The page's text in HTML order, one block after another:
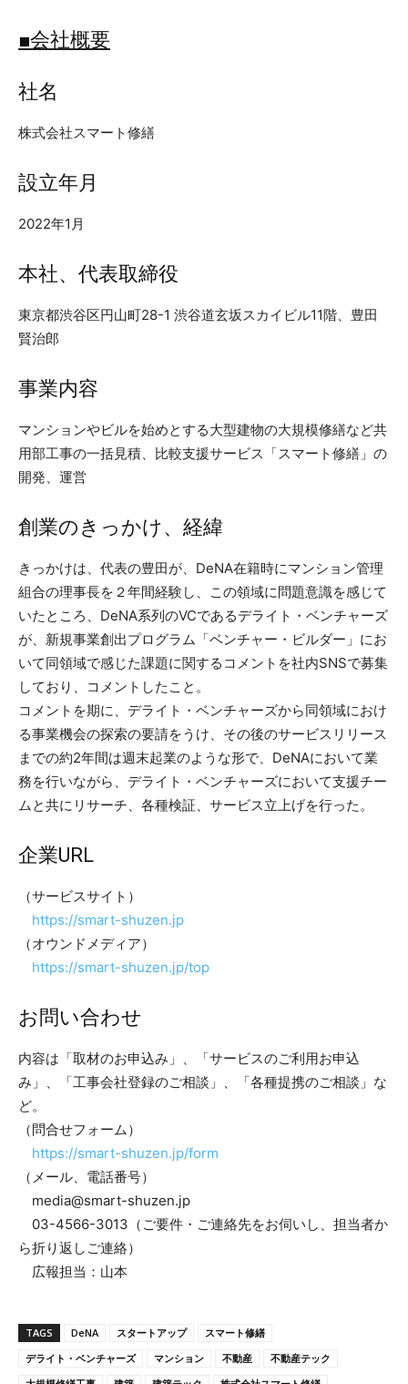
■会社概要
社名
株式会社スマート修繕
設立年月
2022年1月
本社、代表取締役
東京都渋谷区円山町28-1 渋谷道玄坂スカイビル11階、豊田
賢治郎
事業内容
マンションやビルを始めとする大型建物の大規模修繕など共
用部工事の一括見積、比較支援サービス「スマート修繕」の
開発、運営
創業のきっかけ、経緯
きっかけは、代表の豊田が、DeNA在籍時にマンション管理
組合の理事長を２年間経験し、この領域に問題意識を感じて
いたところ、DeNA系列のVCであるデライト・ベンチャーズ
が、新規事業創出プログラム「ベンチャー・ビルダー」にお
いて同領域で感じた課題に関するコメントを社内SNSで募集
しており、コメントしたこと。
コメントを期に、デライト・ベンチャーズから同領域におけ
る事業機会の探索の要請をうけ、その後のサービスリリース
までの約2年間は週末起業のような形で、DeNAにおいて業
務を行いながら、デライト・ベンチャーズにおいて支援チー
ムと共にリサーチ、各種検証、サービス立上げを行った。
企業URL
（サービスサイト）
https://smart-shuzen.jp
（オウンドメディア）
https://smart-shuzen.jp/top
お問い合わせ
内容は「取材のお申込み」、「サービスのご利用お申込
み」、「工事会社登録のご相談」、「各種提携のご相談」な
ど。
（問合せフォーム）
https://smart-shuzen.jp/form
（メール、電話番号）
media@smart-shuzen.jp
03-4566-3013（ご要件・ご連絡先をお伺いし、担当者か
ら折り返しご連絡）
広報担当：山本
TAGS DeNA スタートアップ
スマート修繕
デライト・ベンチャーズ
マンション 不動産
不動産テック